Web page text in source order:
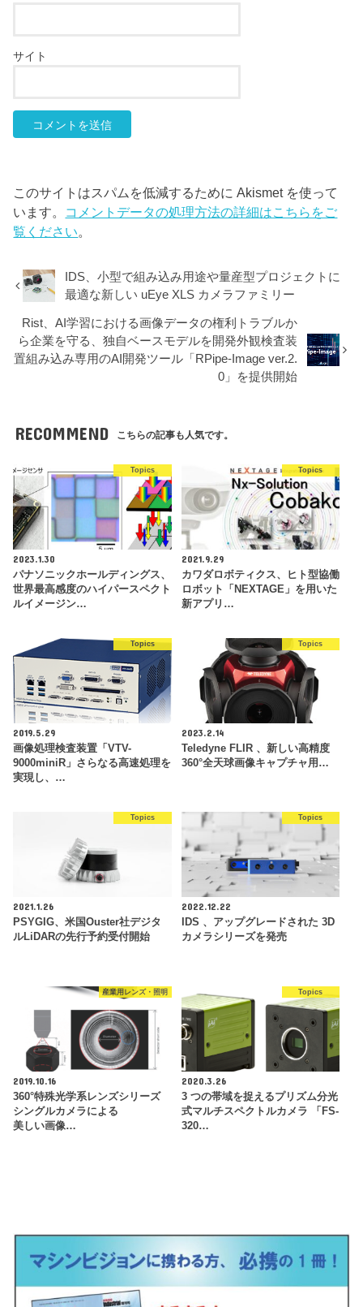
サイト
このサイトはスパムを低減するために Akismet を使って
います。 コメントデータの処理方法の詳細はこちらをご
覧ください。
IDS、小型で組み込み用途や量産型プロジェクトに
最適な新しい uEye XLS カメラファミリー
Rist、AI学習における画像データの権利トラブルか
ら企業を守る、独自ベースモデルを開発外観検査装
置組み込み専用のAI開発ツール「RPipe-Image ver.2.
0」を提供開始
RECOMMEND こちらの記事も人気です。
Topics
2023.1.30
パナソニックホールディングス、
世界最高感度のハイパースペクト
ルイメージン…
Topics
2021.9.29
カワダロボティクス、ヒト型協働
ロボット「NEXTAGE」を用いた
新アプリ…
Topics
2019.5.29
画像処理検査装置「VTV-
9000miniR」さらなる高速処理を
実現し、…
Topics
2023.2.14
Teledyne FLIR 、新しい高精度
360°全天球画像キャプチャ用…
Topics
2021.1.26
PSYGIG、米国Ouster社デジタ
ルLiDARの先行予約受付開始
Topics
2022.12.22
IDS 、アップグレードされた 3D
カメラシリーズを発売
産業用レンズ・照明
2019.10.16
360°特殊光学系レンズシリーズ
シングルカメラによる
美しい画像…
Topics
2020.3.26
3 つの帯域を捉えるプリズム分光
式マルチスペクトルカメラ 「FS-
320…